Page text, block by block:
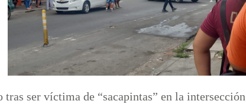
ser víctima de “sacapintas” en la